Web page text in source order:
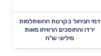
דמי הניהול בקרנות ההשתלמות
ירדו והחוסכים הרוויחו מאות
מיליוני ש"ח